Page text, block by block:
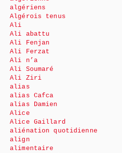
algériens
Algérois tenus
Ali
Ali abattu
Ali Fenjan
Ali Ferzat
Ali n’a
Ali Soumaré
Ali Ziri
alias
alias Cafca
alias Damien
Alice
Alice Gaillard
aliénation quotidienne
align
alimentaire